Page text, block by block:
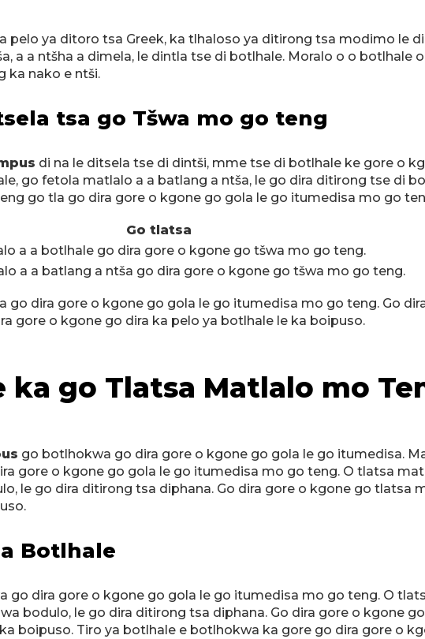
pelo ya ditoro tsa Greek, ka tlhaloso ya ditirong tsa modimo le
a a ntšha a dimela, le dintla tse di botlhale. Moralo o o botlhale
ka nako e ntši.
tsa go Tšwa mo go teng
di na le ditsela tse di dintši, mme tse di botlhale ke gore o
go fetola matlalo a a batlang a ntša, le go dira ditirong tse di
go tla go dira gore o kgone go gola le go itumedisa mo go
Go tlatsa
a a botlhale go dira gore o kgone go tšwa mo go teng.
a a batlang a ntša go dira gore o kgone go tšwa mo go teng.
dira gore o kgone go gola le go itumedisa mo go teng. Go
gore o kgone go dira ka pelo ya botlhale le ka boipuso.
go Tlatsa Matlalo mo
go botlhokwa go dira gore o kgone go gola le go itumedisa.
gore o kgone go gola le go itumedisa mo go teng. O tlatsa
le go dira ditirong tsa diphana. Go dira gore o kgone go tlatsa
Botlhale
dira gore o kgone go gola le go itumedisa mo go teng. O
bodulo, le go dira ditirong tsa diphana. Go dira gore o kgone
boipuso. Tiro ya botlhale e botlhokwa ka gore go dira gore o